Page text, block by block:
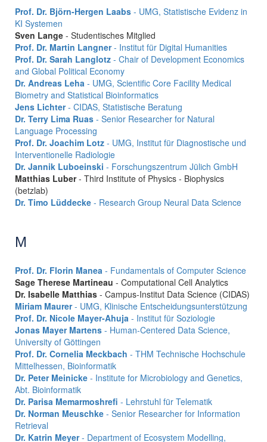
Prof. Dr. Björn-Hergen Laabs - UMG, Statistische Evidenz in
KI Systemen
Sven Lange - Studentisches Mitglied
Prof. Dr. Martin Langner- Institut für Digital Humanities
Prof. Dr. Sarah Langlotz - Chair of Development Economics
and Global Political Economy
Dr. Andreas Leha - UMG, Scientific Core Facility Medical
Biometry and Statistical Bioinformatics
Jens Lichter- CIDAS, Statistische Beratung
Dr. Terry Lima Ruas - Senior Researcher for Natural
Language Processing
Prof. Dr. Joachim Lotz - UMG, Institut für Diagnostische und
Interventionelle Radiologie
Dr. Jannik Luboeinski - Forschungszentrum Jülich GmbH
Matthias Luber- Third Institute of Physics - Biophysics
(betzlab)
Dr. Timo Lüddecke - Research Group Neural Data Science
M
Prof. Dr. Florin Manea - Fundamentals of Computer Science
Sage Therese Martineau - Computational Cell Analytics
Dr. Isabelle Matthias - Campus-Institut Data Science (CIDAS)
Miriam Maurer- UMG, Klinische Entscheidungsunterstützung
Prof. Dr. Nicole Mayer-Ahuja - Institut für Soziologie
Jonas Mayer Martens - Human-Centered Data Science,
University of Göttingen
Prof. Dr. Cornelia Meckbach - THM Technische Hochschule
Mittelhessen, Bioinformatik
Dr. Peter Meinicke - Institute for Microbiology and Genetics,
Abt. Bioinformatik
Dr. Parisa Memarmoshrefi - Lehrstuhl für Telematik
Dr. Norman Meuschke - Senior Researcher for Information
Retrieval
Dr. Katrin Meyer- Department of Ecosystem Modelling,